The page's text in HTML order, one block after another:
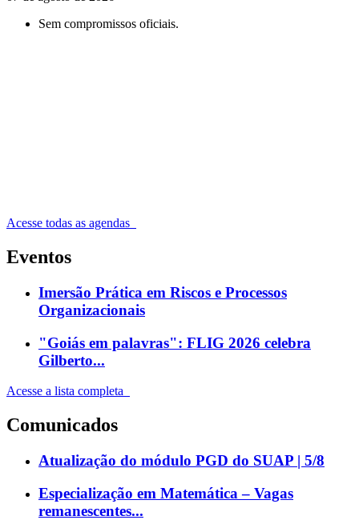
Sem compromissos oficiais.
Acesse todas as agendas
Eventos
Imersão Prática em Riscos e Processos
Organizacionais
"Goiás em palavras": FLIG 2026 celebra
Gilberto...
Acesse a lista completa
Comunicados
Atualização do módulo PGD do SUAP | 5/8
Especialização em Matemática – Vagas
remanescentes...